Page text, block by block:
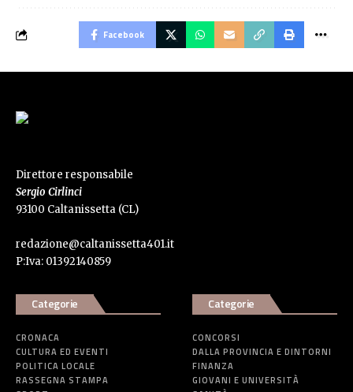
Facebook
Direttore responsabile
Sergio Cirlinci
93100 Caltanissetta (CL)
redazione@caltanissetta401.it
P:Iva: 01392140859
Categorie
CRONACA
CULTURA ED EVENTI
POLITICA LOCALE
RASSEGNA STAMPA
Categorie
CONCORSI
DALLA PROVINCIA E DINTORNI
FINANZA
GIOVANI E UNIVERSITÀ